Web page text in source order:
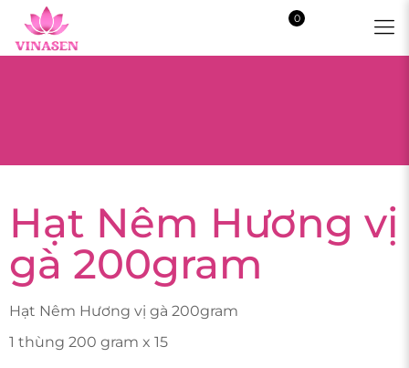
0
Hạt Nêm Hương vị
gà 200gram
Hạt Nêm Hương vị gà 200gram
1 thùng 200 gram x 15